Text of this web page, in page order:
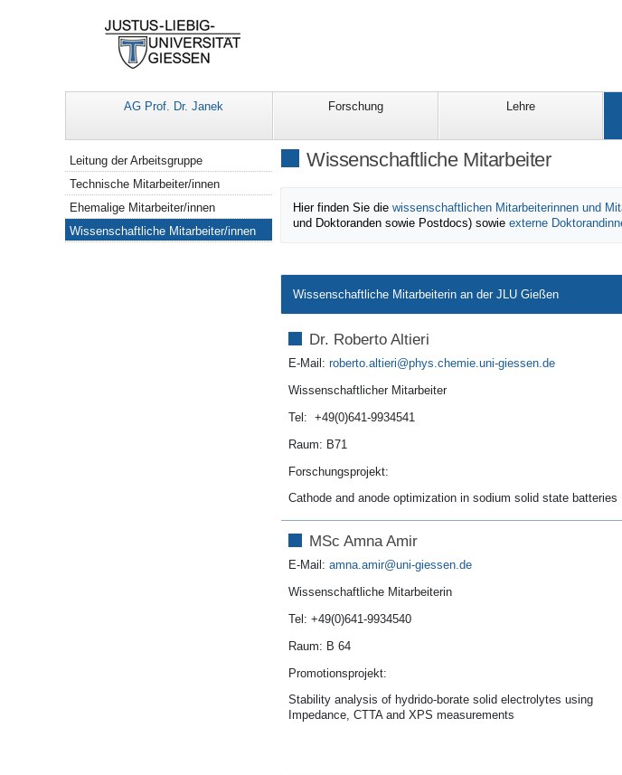
AG Prof. Dr. Janek Forschung Lehre
Wissenschaftliche Mitarbeiter
Hier finden Sie die wissenschaftlichen Mitarbeiterinnen und
und Doktoranden sowie Postdocs) sowie externe
Wissenschaftliche Mitarbeiterin an der JLU Gießen
Dr. Roberto Altieri
E-Mail: roberto.altieri
Wissenschaftlicher Mitarbeiter
Tel: +49(0)641-9934541
Raum: B71
Forschungsprojekt:
Cathode and anode optimization in sodium solid state batteries
MSc Amna Amir
E-Mail: amna.amir
Wissenschaftliche Mitarbeiterin
Tel: +49(0)641-9934540
Raum: B 64
Promotionsprojekt:
Stability analysis of hydrido-borate solid electrolytes using
Impedance, CTTA and XPS measurements
Navigation
Leitung der Arbeitsgruppe
Technische Mitarbeiter/innen
Ehemalige Mitarbeiter/innen
Wissenschaftliche Mitarbeiter/innen